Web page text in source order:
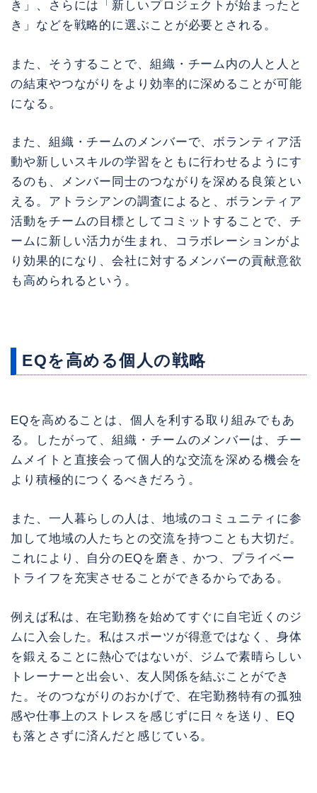
き」、さらには「新しいプロジェクトが始まったと
き」などを戦略的に選ぶことが必要とされる。
また、そうすることで、組織・チーム内の人と人と
の結束やつながりをより効率的に深めることが可能
になる。
また、組織・チームのメンバーで、ボランティア活
動や新しいスキルの学習をともに行わせるようにす
るのも、メンバー同士のつながりを深める良策とい
える。アトラシアンの調査によると、ボランティア
活動をチームの目標としてコミットすることで、チ
ームに新しい活力が生まれ、コラボレーションがよ
り効果的になり、会社に対するメンバーの貢献意欲
も高められるという。
EQを高める個人の戦略
EQを高めることは、個人を利する取り組みでもあ
る。したがって、組織・チームのメンバーは、チー
ムメイトと直接会って個人的な交流を深める機会を
より積極的につくるべきだろう。
また、一人暮らしの人は、地域のコミュニティに参
加して地域の人たちとの交流を持つことも大切だ。
これにより、自分のEQを磨き、かつ、プライベー
トライフを充実させることができるからである。
例えば私は、在宅勤務を始めてすぐに自宅近くのジ
ムに入会した。私はスポーツが得意ではなく、身体
を鍛えることに熱心ではないが、ジムで素晴らしい
トレーナーと出会い、友人関係を結ぶことができ
た。そのつながりのおかげで、在宅勤務特有の孤独
感や仕事上のストレスを感じずに日々を送り、EQ
も落とさずに済んだと感じている。